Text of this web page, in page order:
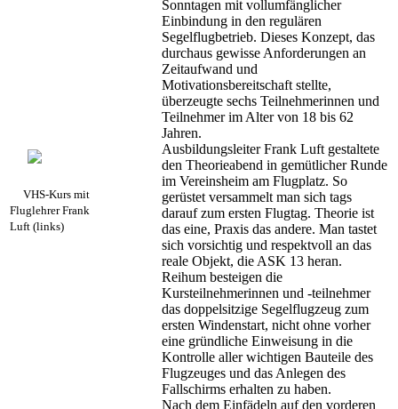
VHS-Kurs mit
Fluglehrer Frank
Luft (links)
Sonntagen mit vollumfänglicher
Einbindung in den regulären
Segelflugbetrieb. Dieses Konzept, das
durchaus gewisse Anforderungen an
Zeitaufwand und
Motivationsbereitschaft stellte,
überzeugte sechs Teilnehmerinnen und
Teilnehmer im Alter von 18 bis 62
Jahren.
Ausbildungsleiter Frank Luft gestaltete
den Theorieabend in gemütlicher Runde
im Vereinsheim am Flugplatz. So
gerüstet versammelt man sich tags
darauf zum ersten Flugtag. Theorie ist
das eine, Praxis das andere. Man tastet
sich vorsichtig und respektvoll an das
reale Objekt, die ASK 13 heran.
Reihum besteigen die
Kursteilnehmerinnen und -teilnehmer
das doppelsitzige Segelflugzeug zum
ersten Windenstart, nicht ohne vorher
eine gründliche Einweisung in die
Kontrolle aller wichtigen Bauteile des
Flugzeuges und das Anlegen des
Fallschirms erhalten zu haben.
Nach dem Einfädeln auf den vorderen